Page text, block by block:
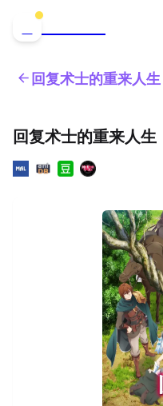
回复术士的重来人生
回复术士的重来人生